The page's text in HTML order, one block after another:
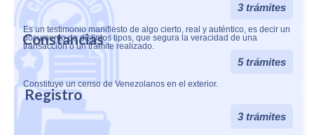
3 trámites
Constancias
Es un testimonio manifiesto de algo cierto, real y auténtico, es decir un
documento de distintos tipos, que segura la veracidad de una
transacción o un trámite realizado.
5 trámites
Registro
Constituye un censo de Venezolanos en el exterior.
3 trámites